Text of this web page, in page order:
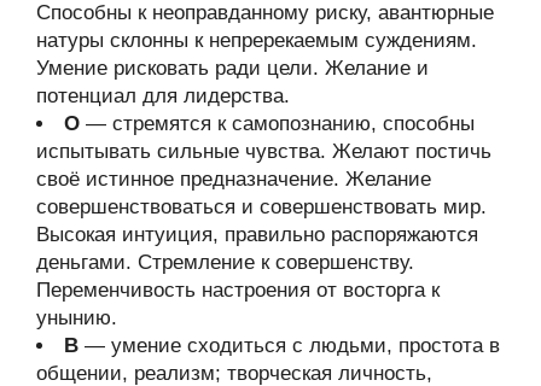
Способны к неоправданному риску, авантюрные
натуры склонны к непререкаемым суждениям.
Умение рисковать ради цели. Желание и
потенциал для лидерства.
О — стремятся к самопознанию, способны
испытывать сильные чувства. Желают постичь
своё истинное предназначение. Желание
совершенствоваться и совершенствовать мир.
Высокая интуиция, правильно распоряжаются
деньгами. Стремление к совершенству.
Переменчивость настроения от восторга к
унынию.
В — умение сходиться с людьми, простота в
общении, реализм; творческая личность,